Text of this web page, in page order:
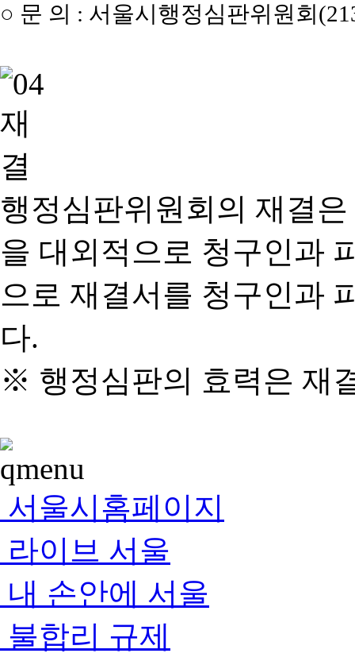
○ 문 의 : 서울시행정심판위원회
행정심판위원회의 재결
을 대외적으로 청구인과
으로 재결서를 청구인과
다.
※ 행정심판의 효력은 재
서울시홈페이지
라이브 서울
내 손안에 서울
불합리 규제